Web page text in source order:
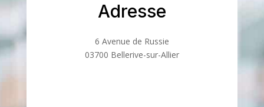
Adresse
6 Avenue de Russie
03700 Bellerive-sur-Allier